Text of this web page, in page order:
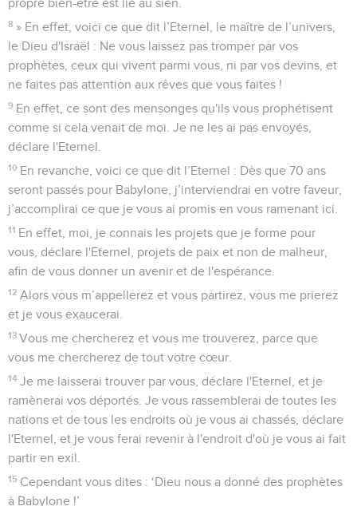
propre bien-être est lié au sien.
8 » En effet, voici ce que dit l’Eternel, le maître de l’univers,
le Dieu d'Israël : Ne vous laissez pas tromper par vos
prophètes, ceux qui vivent parmi vous, ni par vos devins, et
ne faites pas attention aux rêves que vous faites !
9 En effet, ce sont des mensonges qu'ils vous prophétisent
comme si cela venait de moi. Je ne les ai pas envoyés,
déclare l'Eternel.
10 En revanche, voici ce que dit l’Eternel : Dès que 70 ans
seront passés pour Babylone, j’interviendrai en votre faveur,
j’accomplirai ce que je vous ai promis en vous ramenant ici.
11 En effet, moi, je connais les projets que je forme pour
vous, déclare l'Eternel, projets de paix et non de malheur,
afin de vous donner un avenir et de l'espérance.
12 Alors vous m’appellerez et vous partirez, vous me prierez
et je vous exaucerai.
13 Vous me chercherez et vous me trouverez, parce que
vous me chercherez de tout votre cœur.
14 Je me laisserai trouver par vous, déclare l'Eternel, et je
ramènerai vos déportés. Je vous rassemblerai de toutes les
nations et de tous les endroits où je vous ai chassés, déclare
l'Eternel, et je vous ferai revenir à l'endroit d'où je vous ai fait
partir en exil.
15 Cependant vous dites : ‘Dieu nous a donné des prophètes
à Babylone !’